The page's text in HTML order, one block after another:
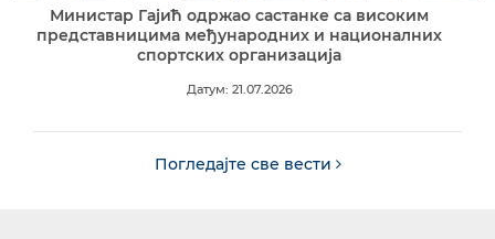
Министар Гајић одржао састанке са високим
представницима међународних и националних
спортских организација
Датум: 21.07.2026
Погледајте све вести